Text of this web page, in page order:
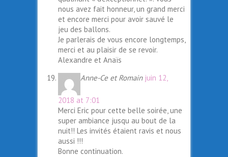
nous avez fait honneur, un grand merci
et encore merci pour avoir sauvé le
jeu des ballons.
Je parlerais de vous encore longtemps,
merci et au plaisir de se revoir.
Alexandre et Anaïs
Anne-Ce et Romain juin 12,
2018 at 7:01
Merci Eric pour cette belle soirée, une
super ambiance jusqu au bout de la
nuit!! Les invités étaient ravis et nous
aussi !!!
Bonne continuation.